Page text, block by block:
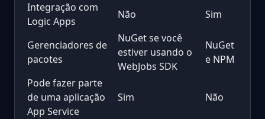
Integração com
Logic Apps
Não Sim
Gerenciadores de
pacotes
NuGet se você
estiver usando o
WebJobs SDK
NuGet
e NPM
Pode fazer parte
de uma aplicação
App Service
Sim Não